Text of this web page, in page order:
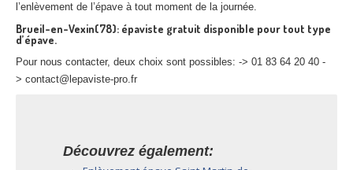
l’enlèvement de l’épave à tout moment de la journée.
Brueil-en-Vexin(78): épaviste gratuit disponible pour tout type
d’épave.
Pour nous contacter, deux choix sont possibles: -> 01 83 64 20 40 -
> contact@lepaviste-pro.fr
Découvrez également: